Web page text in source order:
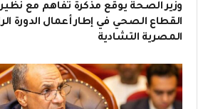
وزير الصحة يوقع مذكرة تفاهم مع
القطاع الصحي في إطار أعمال الدورة
المصرية التشادية